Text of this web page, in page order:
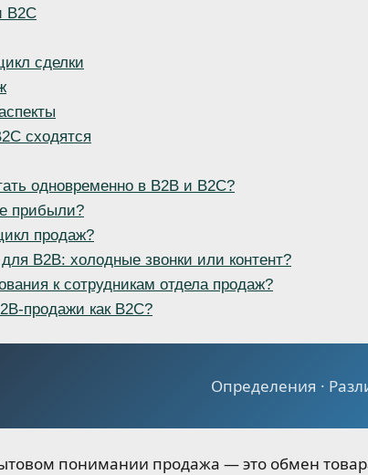
B2C
сделки
сходятся
одновременно в B2B и B2C?
прибыли?
продаж?
B2B: холодные звонки или контент?
к сотрудникам отдела продаж?
продажи как B2C?
Определения ·
понимании продажа — это обмен